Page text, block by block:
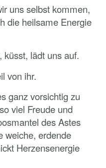
uns selbst kommen,
die heilsame Energie
lädt uns auf.
von ihr.
ganz vorsichtig zu
viel Freude und
des Astes
weiche, erdende
Herzensenergie